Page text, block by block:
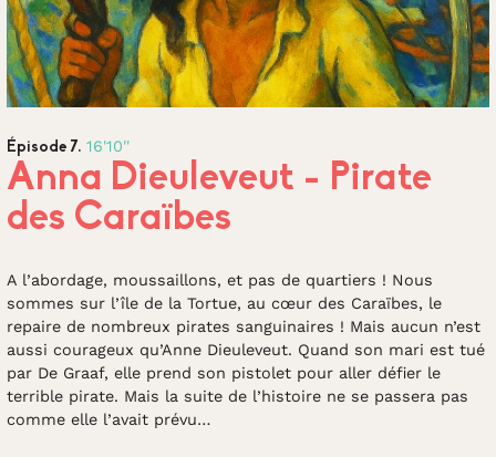
Épisode 7. 16'10''
Anna Dieuleveut - Pirate
des Caraïbes
A l’abordage, moussaillons, et pas de quartiers ! Nous
sommes sur l’île de la Tortue, au cœur des Caraïbes, le
repaire de nombreux pirates sanguinaires ! Mais aucun n’est
aussi courageux qu’Anne Dieuleveut. Quand son mari est tué
par De Graaf, elle prend son pistolet pour aller défier le
terrible pirate. Mais la suite de l’histoire ne se passera pas
comme elle l’avait prévu…